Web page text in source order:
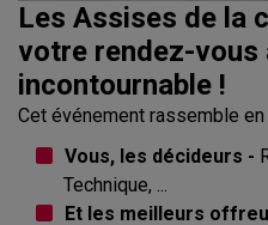
Les Assises de la
votre rendez-vous
incontournable !
Cet événement rassemble en
Vous, les décideurs -
Technique, ...
Et les meilleurs